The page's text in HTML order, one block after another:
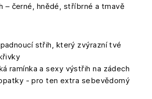
– černé, hnědé, stříbrné a tmavě
střih, který zvýrazní tvé
ramínka a sexy výstřih na zádech
- pro ten extra sebevědomý